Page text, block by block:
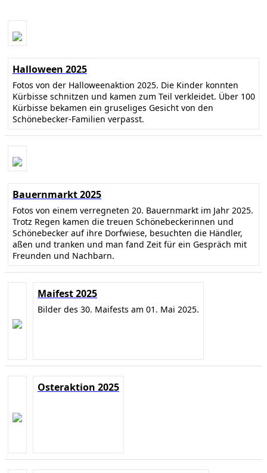
Halloween 2025
Fotos von der Halloweenaktion 2025. Die Kinder konnten
Kürbisse schnitzen und kamen zum Teil verkleidet. Über 100
Kürbisse bekamen ein gruseliges Gesicht von den
Schönebecker-Familien verpasst.
Bauernmarkt 2025
Fotos von einem verregneten 20. Bauernmarkt im Jahr 2025.
Trotz Regen kamen die treuen Schönebeckerinnen und
Schönebecker auf ihre Dorfwiese, besuchten die Händler,
aßen und tranken und man fand Zeit für ein Gespräch mit
Freunden und Nachbarn.
Maifest 2025
Bilder des 30. Maifests am 01. Mai 2025.
Osteraktion 2025